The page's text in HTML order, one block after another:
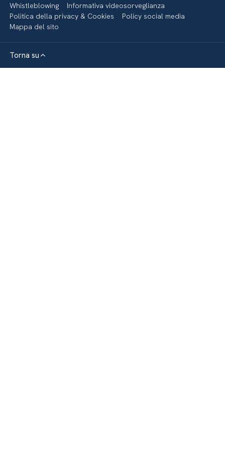
Whistleblowing
Informativa videosorveglianza
Politica della privacy & Cookies
Policy social media
Mappa del sito
Torna su